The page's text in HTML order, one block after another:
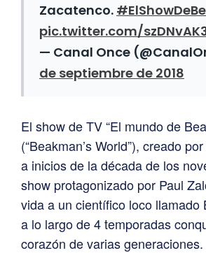
Zacatenco.
pic.twitter.com/
— Canal Once
de septiembre de 2018
El show de TV “El mundo de
(“Beakman’s World”), creado
a inicios de la década de los
show protagonizado por Paul
vida a un científico loco llamado
a lo largo de 4 temporadas
corazón de varias generaciones.